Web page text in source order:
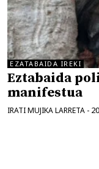
EZATABAIDA IREKI
Eztabaida
manifestua
IRATI MUJIKA LARRETA -